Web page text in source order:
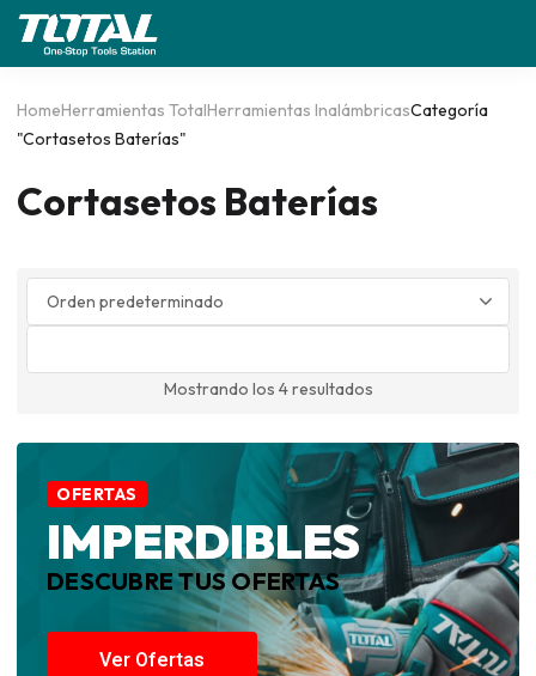
HomeHerramientas TotalHerramientas InalámbricasCategoría
"Cortasetos Baterías"
Cortasetos Baterías
Mostrando los 4 resultados
OFERTAS
IMPERDIBLES
DESCUBRE TUS OFERTAS
Ver Ofertas